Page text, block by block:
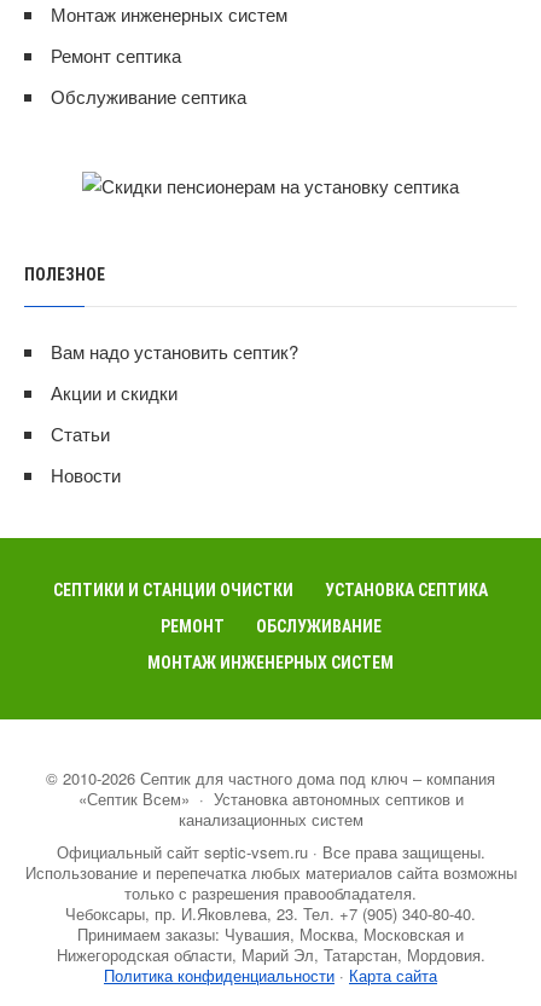
Монтаж инженерных систем
Ремонт септика
Обслуживание септика
ПОЛЕЗНОЕ
Вам надо установить септик?
Акции и скидки
Статьи
Новости
СЕПТИКИ И СТАНЦИИ ОЧИСТКИ
УСТАНОВКА СЕПТИКА
РЕМОНТ
ОБСЛУЖИВАНИЕ
МОНТАЖ ИНЖЕНЕРНЫХ СИСТЕМ
© 2010-2026 Септик для частного дома под ключ – компания
«Септик Всем» · Установка автономных септиков и
канализационных систем
Официальный сайт septic-vsem.ru · Все права защищены.
Использование и перепечатка любых материалов сайта возможны
только с разрешения правообладателя.
Чебоксары, пр. И.Яковлева, 23. Тел. +7 (905) 340-80-40.
Принимаем заказы: Чувашия, Москва, Московская и
Нижегородская области, Марий Эл, Татарстан, Мордовия.
Политика конфиденциальности · Карта сайта